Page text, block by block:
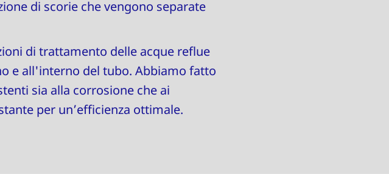
di scorie che vengono separate
di trattamento delle acque reflue
e all'interno del tubo. Abbiamo fatto
sia alla corrosione che ai
per un’efficienza ottimale.